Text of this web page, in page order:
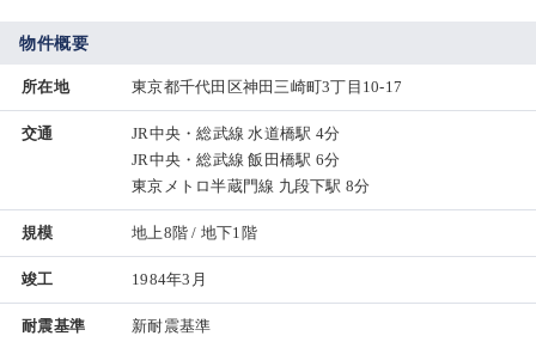
物件概要
所在地 東京都千代田区神田三崎町3丁目10-17
交通
JR中央・総武線 水道橋駅 4分
JR中央・総武線 飯田橋駅 6分
東京メトロ半蔵門線 九段下駅 8分
規模 地上8階 / 地下1階
竣工 1984年3月
耐震基準 新耐震基準